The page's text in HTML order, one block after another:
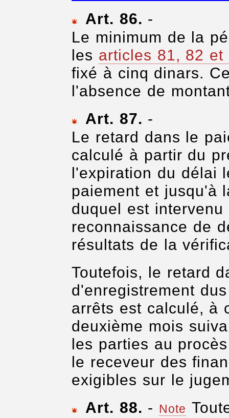
Art. 86. -
Le minimum de la
les articles 81, 82 et
fixé à cinq dinars.
l'absence de
Art. 87. -
Le retard dans le
calculé à partir du
l'expiration du délai
paiement et jusqu'à
duquel est
reconnaissance de
résultats de la
Toutefois, le retard
d'enregistrement
arrêts est calculé, à
deuxième mois
les parties au
le receveur des
exigibles sur le
Art. 88. - Note